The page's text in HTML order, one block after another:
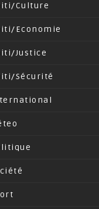
Culture
Economie
Justice
Sécurité